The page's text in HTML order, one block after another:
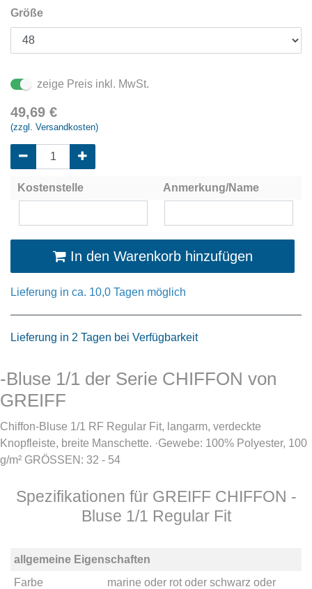
Größe
zeige Preis inkl. MwSt.
49,69 €
(zzgl. Versandkosten)
Kostenstelle Anmerkung/Name
In den Warenkorb hinzufügen
Lieferung in ca. 10,0 Tagen möglich
Lieferung in 2 Tagen bei Verfügbarkeit
-Bluse 1/1 der Serie CHIFFON von
GREIFF
Chiffon-Bluse 1/1 RF Regular Fit, langarm, verdeckte
Knopfleiste, breite Manschette. ·Gewebe: 100% Polyester, 100
g/m² GRÖSSEN: 32 - 54
Spezifikationen für GREIFF CHIFFON -
Bluse 1/1 Regular Fit
allgemeine Eigenschaften
Farbe
marine oder rotoder schwarz oder